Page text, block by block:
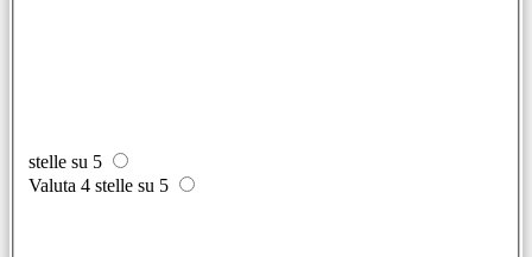
stelle su 5
Valuta 4 stelle su 5